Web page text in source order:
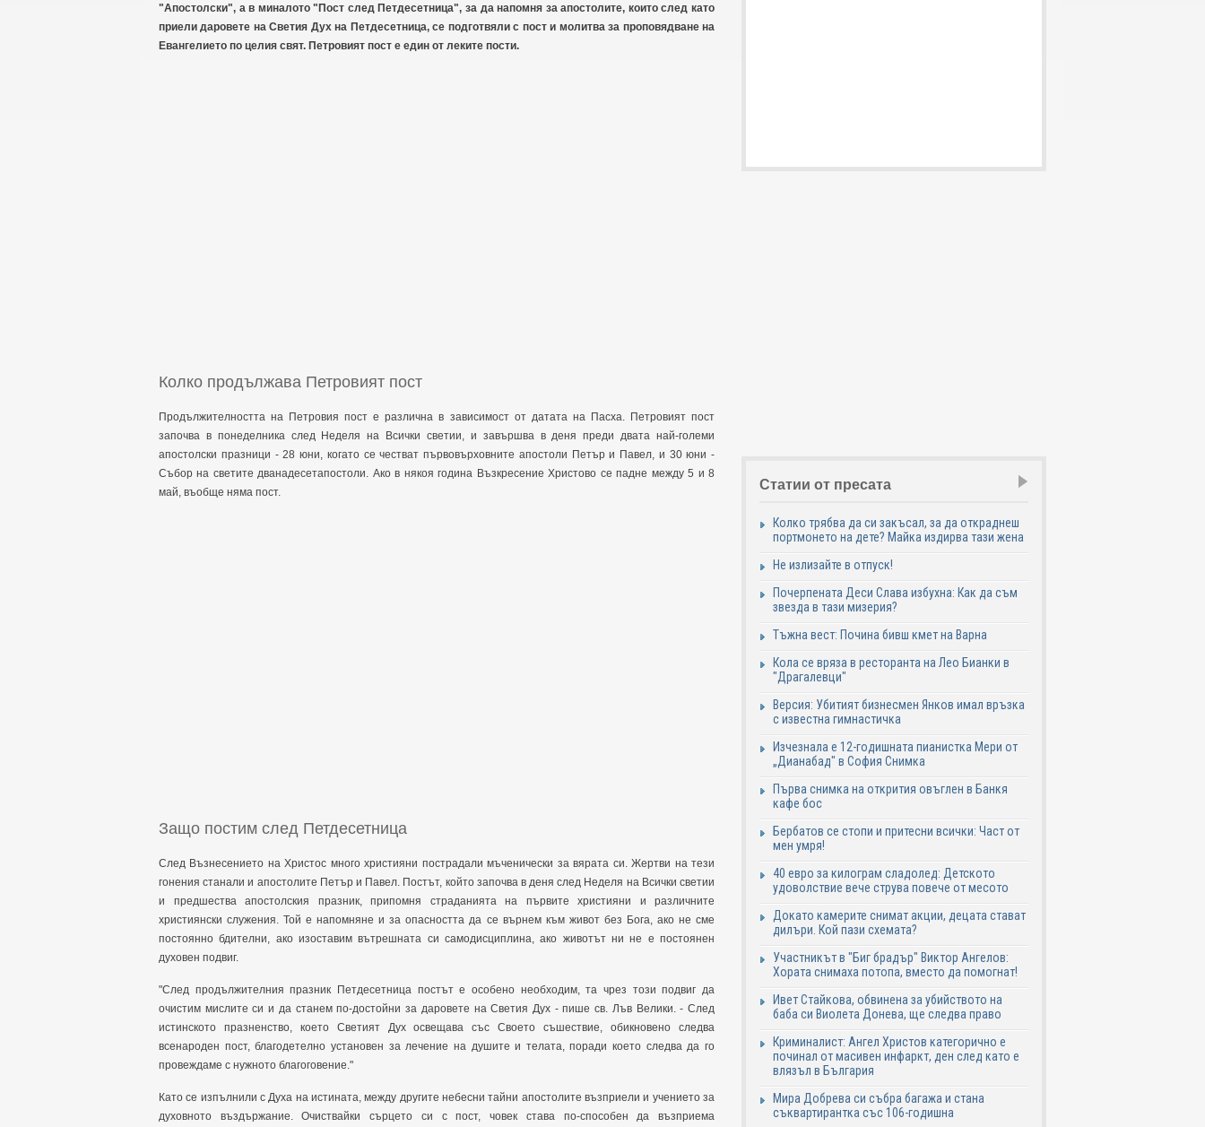
"Апостолски", а в миналото "Пост след Петдесетница", за да напомня за апостолите, които след като
приели даровете на Светия Дух на Петдесетница, се подготвяли с пост и молитва за проповядване на
Евангелието по целия свят. Петровият пост е един от леките пости.
Колко продължава Петровият пост
Продължителността на Петровия пост е различна в зависимост от датата на Пасха. Петровият пост
започва в понеделника след Неделя на Всички светии, и завършва в деня преди двата най-големи
апостолски празници - 28 юни, когато се честват първовърховните апостоли Петър и Павел, и 30 юни -
Събор на светите дванадесетапостоли. Ако в някоя година Възкресение Христово се падне между 5 и 8
май, въобще няма пост.
Защо постим след Петдесетница
След Възнесението на Христос много християни пострадали мъченически за вярата си. Жертви на тези
гонения станали и апостолите Петър и Павел. Постът, който започва в деня след Неделя на Всички светии
и предшества апостолския празник, припомня страданията на първите християни и различните
християнски служения. Той е напомняне и за опасността да се върнем към живот без Бога, ако не сме
постоянно бдителни, ако изоставим вътрешната си самодисциплина, ако животът ни не е постоянен
духовен подвиг.
"След продължителния празник Петдесетница постът е особено необходим, та чрез този подвиг да
очистим мислите си и да станем по-достойни за даровете на Светия Дух - пише св. Лъв Велики. - След
истинското празненство, което Светият Дух освещава със Своето съшествие, обикновено следва
всенароден пост, благодетелно установен за лечение на душите и телата, поради което следва да го
провеждаме с нужното благоговение."
Като се изпълнили с Духа на истината, между другите небесни тайни апостолите възприели и учението за
духовното въздържание. Очиствайки сърцето си с пост, човек става по-способен да възприема
Статии от пресата
Колко трябва да си закъсал, за да откраднеш
портмонето на дете? Майка издирва тази жена
Не излизайте в отпуск!
Почерпената Деси Слава избухна: Как да съм
звезда в тази мизерия?
Тъжна вест: Почина бивш кмет на Варна
Кола се вряза в ресторанта на Лео Бианки в
"Драгалевци"
Версия: Убитият бизнесмен Янков имал връзка
с известна гимнастичка
Изчезнала е 12-годишната пианистка Мери от
„Дианабад" в София Снимка
Първа снимка на открития овъглен в Банкя
кафе бос
Бербатов се стопи и притесни всички: Част от
мен умря!
40 евро за килограм сладолед: Детското
удоволствие вече струва повече от месото
Докато камерите снимат акции, децата стават
дилъри. Кой пази схемата?
Участникът в "Биг брадър" Виктор Ангелов:
Хората снимаха потопа, вместо да помогнат!
Ивет Стайкова, обвинена за убийството на
баба си Виолета Донева, ще следва право
Криминалист: Ангел Христов категорично е
починал от масивен инфаркт, ден след като е
влязъл в България
Мира Добрева си събра багажа и стана
съквартирантка със 106-годишна